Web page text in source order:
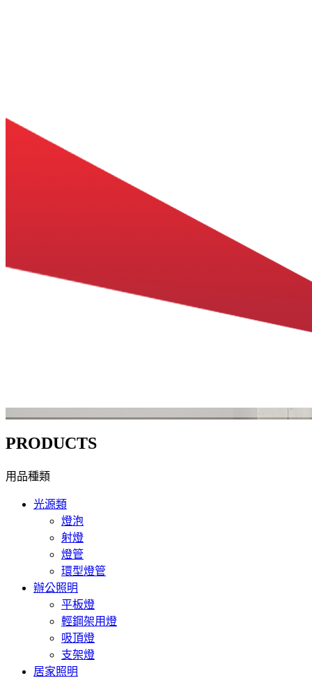
PRODUCTS
用品種類
光源類
燈泡
射燈
燈管
環型燈管
辦公照明
平板燈
輕鋼架用燈
吸頂燈
支架燈
居家照明